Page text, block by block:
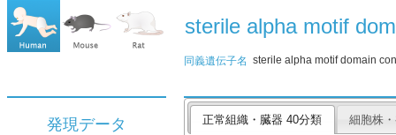
sterile alpha motif
同義遺伝子名 sterile alpha motif domain
発現データ 正常組織・臓器 40分類 細胞株